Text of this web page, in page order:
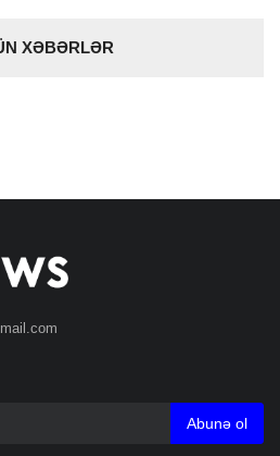
XƏBƏRLƏR
Abunə ol